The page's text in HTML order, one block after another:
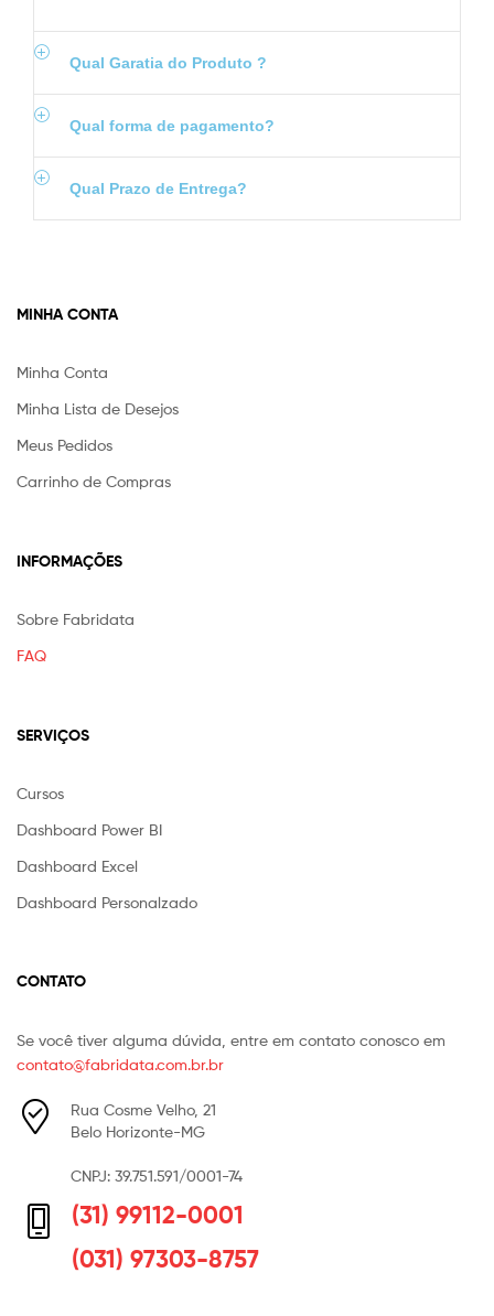
Qual Garatia do Produto ?
Qual forma de pagamento?
Qual Prazo de Entrega?
MINHA CONTA
Minha Conta
Minha Lista de Desejos
Meus Pedidos
Carrinho de Compras
INFORMAÇÕES
Sobre Fabridata
FAQ
SERVIÇOS
Cursos
Dashboard Power BI
Dashboard Excel
Dashboard Personalzado
CONTATO
Se você tiver alguma dúvida, entre em contato conosco em
contato@fabridata.com.br.br
Rua Cosme Velho, 21
Belo Horizonte-MG
CNPJ: 39.751.591/0001-74
(31) 99112-0001
(031) 97303-8757